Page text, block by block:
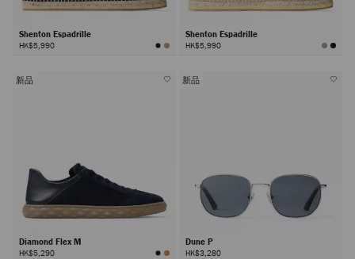
Shenton Espadrille
HK$5,990
Shenton Espadrille
HK$5,990
新品
Diamond Flex M
HK$5,290
新品
Dune P
HK$3,280